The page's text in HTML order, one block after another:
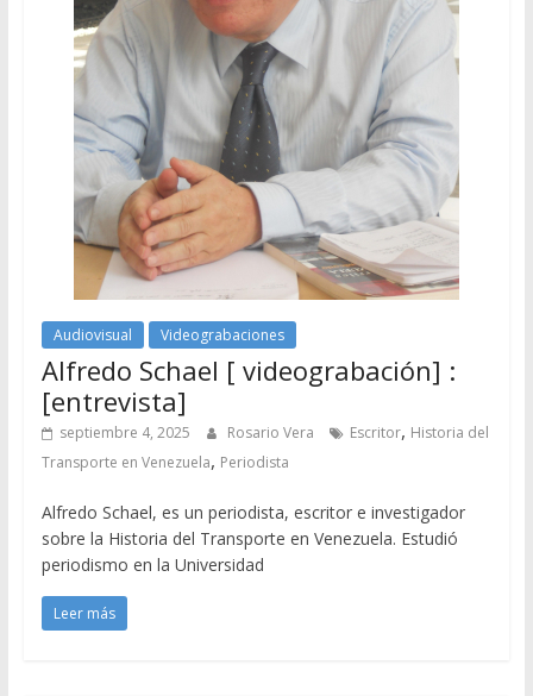
Audiovisual Videograbaciones
Alfredo Schael [ videograbación] :
[entrevista]
septiembre 4, 2025 Rosario Vera Escritor, Historia del
Transporte en Venezuela, Periodista
Alfredo Schael, es un periodista, escritor e investigador
sobre la Historia del Transporte en Venezuela. Estudió
periodismo en la Universidad
Leer más